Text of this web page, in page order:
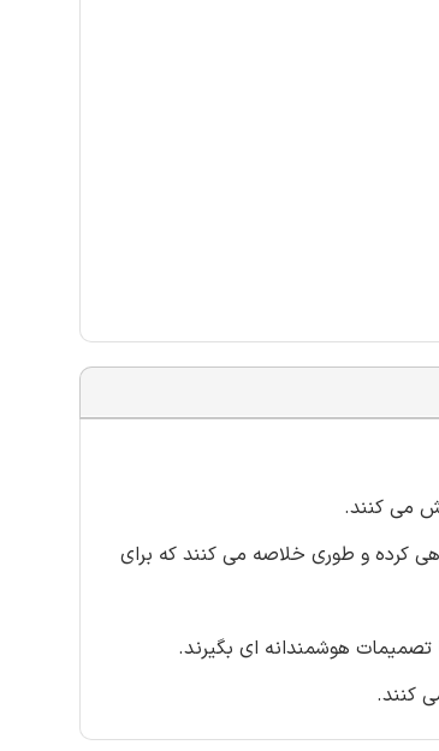
می کنند.
کرده و طوری خلاصه می کنند که برای
هوشمندانه ای بگیرند.
کنند.